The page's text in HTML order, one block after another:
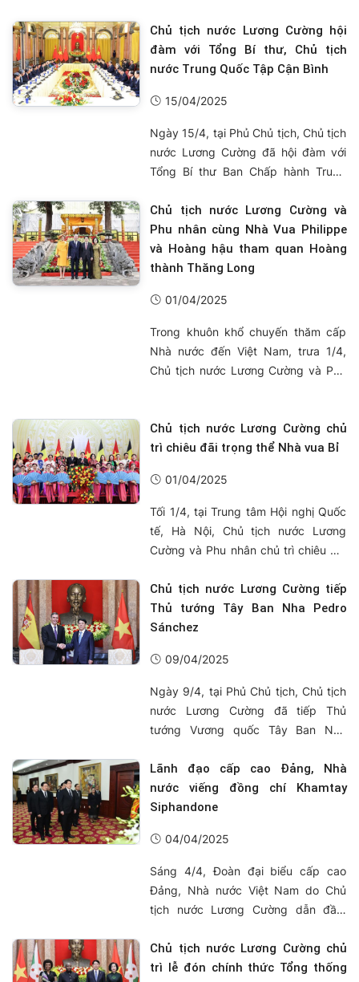
trình “Việc tử tế” của Đài Truyền hình
Việt Nam.
Chủ tịch nước Lương Cường hội
đàm với Tổng Bí thư, Chủ tịch
nước Trung Quốc Tập Cận Bình
15/04/2025
Ngày 15/4, tại Phủ Chủ tịch, Chủ tịch
nước Lương Cường đã hội đàm với
Tổng Bí thư Ban Chấp hành Trung
Chủ tịch nước Cộng hòa nhân dân
Trung Hoa Tập Cận Bình.
Chủ tịch nước Lương Cường và
Phu nhân cùng Nhà Vua Philippe
và Hoàng hậu tham quan Hoàng
thành Thăng Long
01/04/2025
Trong khuôn khổ chuyến thăm cấp
Nhà nước đến Việt Nam, trưa 1/4,
Chủ tịch nước Lương Cường và Phu
Mathilde có chuyến tham quan
Hoàng thành Thăng Long, quần thể
Thăng Long Hà Nội.
Chủ tịch nước Lương Cường chủ
trì chiêu đãi trọng thể Nhà vua Bỉ
01/04/2025
Tối 1/4, tại Trung tâm Hội nghị Quốc
tế, Hà Nội, Chủ tịch nước Lương
Cường và Phu nhân chủ trì chiêu đãi
Hoàng hậu đang có chuyến thăm
cấp Nhà nước tới Việt Nam.
Chủ tịch nước Lương Cường tiếp
Thủ tướng Tây Ban Nha Pedro
Sánchez
09/04/2025
Ngày 9/4, tại Phủ Chủ tịch, Chủ tịch
nước Lương Cường đã tiếp Thủ
tướng Vương quốc Tây Ban Nha
chính thức Việt Nam từ ngày 8-10/4.
Lãnh đạo cấp cao Đảng, Nhà
nước viếng đồng chí Khamtay
Siphandone
04/04/2025
Sáng 4/4, Đoàn đại biểu cấp cao
Đảng, Nhà nước Việt Nam do Chủ
tịch nước Lương Cường dẫn đầu,
Việt Nam do Thủ tướng Chính phủ
Phạm Minh Chính dẫn đầu và Đoàn
Chủ tịch nước Lương Cường chủ
trì lễ đón chính thức Tổng thống